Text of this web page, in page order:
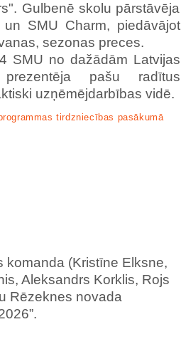
Gulbenē skolu pārstāvēja
SMU Charm, piedāvājot
sezonas preces.
SMU no dažādām Latvijas
pašu radītus
uzņēmējdarbības vidē.
tirdzniecības pasākumā
komanda (Kristīne Elksne,
Aleksandrs Korklis, Rojs
Rēzeknes novada